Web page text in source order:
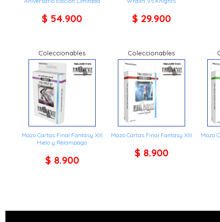
$ 54.900 $ 29.900
Coleccionables
Mazo Cartas Final Fantasy XIII
Hielo y Relampago
$ 8.900
Coleccionables
Mazo Cartas Final Fantasy XIII
$ 8.900
Mazo